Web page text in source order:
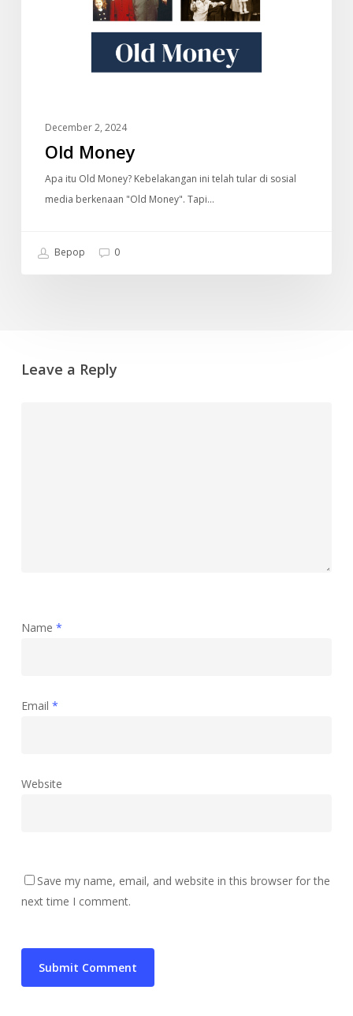
December 2, 2024
Old Money
Apa itu Old Money? Kebelakangan ini telah tular di sosial
media berkenaan "Old Money". Tapi…
Bepop 0
Leave a Reply
Name *
Email *
Website
Save my name, email, and website in this browser for the
next time I comment.